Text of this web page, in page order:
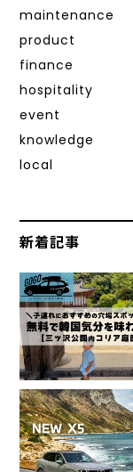
maintenance
product
finance
hospitality
event
knowledge
local
新着記事